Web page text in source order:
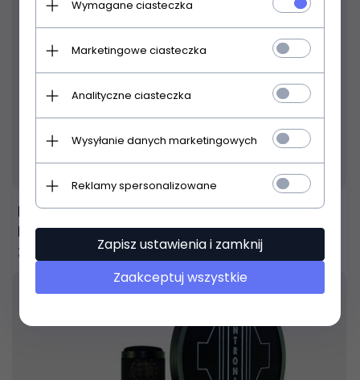
Produkt dostępny! 14 dni
BEHRINGER SINGLE DIAPHRAGM CONDENSER
MICROPHONE B-1
311, PLN
Wymagane ciasteczka
Marketingowe ciasteczka
Analityczne ciasteczka
Wysyłanie danych marketingowych
Reklamy spersonalizowane
Zapisz ustawienia i zamknij
Zaakceptuj wszystkie